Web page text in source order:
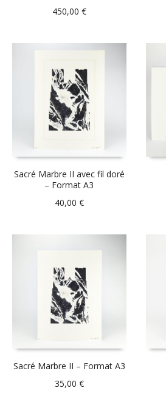
450,00 €
Sacré Marbre II avec fil doré
– Format A3
40,00 €
Sacré Marbre II – Format A3
35,00 €